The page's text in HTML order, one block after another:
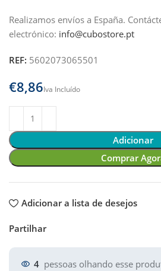
Realizamos envíos a España.
electrónico: info@cubostore.pt
REF: 5602073065501
€
Adicionar
Comprar
Adicionar a lista de desejos
Partilhar
4 pessoas olhando esse